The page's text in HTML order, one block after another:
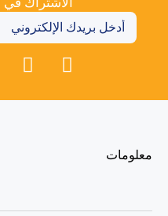
الاشتراك في
معلومات